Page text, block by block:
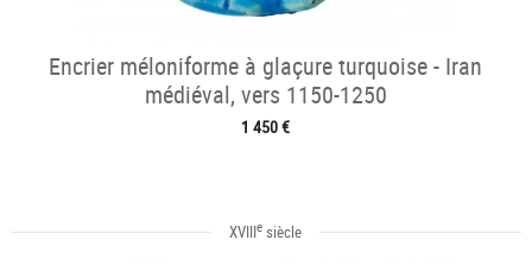
Encrier méloniforme à glaçure turquoise - Iran
médiéval, vers 1150-1250
1 450 €
XVIIIe siècle